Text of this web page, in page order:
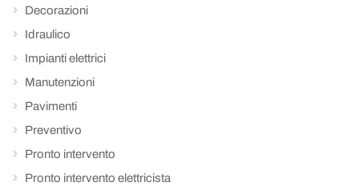
Decorazioni
Idraulico
Impianti elettrici
Manutenzioni
Pavimenti
Preventivo
Pronto intervento
Pronto intervento elettricista